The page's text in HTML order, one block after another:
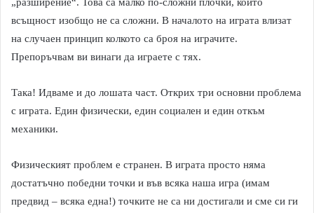
„разширение“. Това са малко по-сложни плочки, които
всъщност изобщо не са сложни. В началото на играта влизат
на случаен принцип колкото са броя на играчите.
Препоръчвам ви винаги да играете с тях.
Така! Идваме и до лошата част. Открих три основни проблема
с играта. Един физически, един социален и един откъм
механики.
Физическият проблем е странен. В играта просто няма
достатъчно победни точки и във всяка наша игра (имам
предвид – всяка една!) точките не са ни достигали и сме си ги